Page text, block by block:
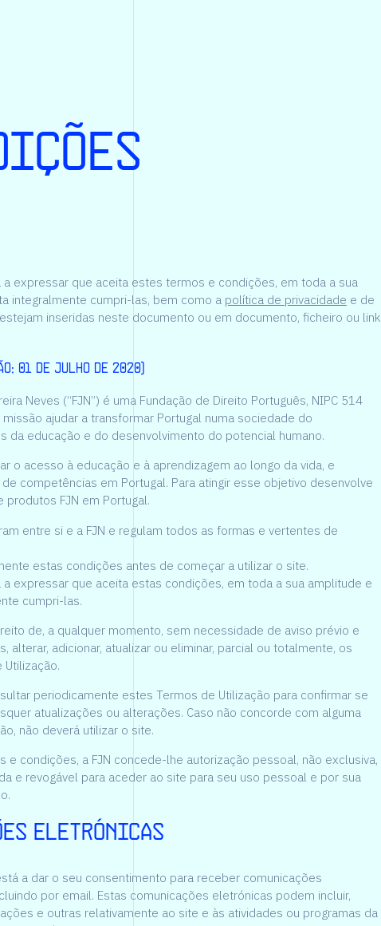
expressar que aceita estes termos e condições, em toda a sua
integralmente cumpri-las, bem como a política de privacidade e de
inseridas neste documento ou em documento, ficheiro ou link
01 de julho de 2020)
Neves (“FJN”) é uma Fundação de Direito Português, NIPC 514
ajudar a transformar Portugal numa sociedade do
da educação e do desenvolvimento do potencial humano.
o acesso à educação e à aprendizagem ao longo da vida, e
competências em Portugal. Para atingir esse objetivo desenvolve
produtos FJN em Portugal.
entre si e a FJN e regulam todos as formas e vertentes de
estas condições antes de começar a utilizar o site.
expressar que aceita estas condições, em toda a sua amplitude e
cumpri-las.
de, a qualquer momento, sem necessidade de aviso prévio e
alterar, adicionar, atualizar ou eliminar, parcial ou totalmente, os
periodicamente estes Termos de Utilização para confirmar se
atualizações ou alterações. Caso não concorde com alguma
não deverá utilizar o site.
e condições, a FJN concede-lhe autorização pessoal, não exclusiva,
e revogável para aceder ao site para seu uso pessoal e por sua
eletrónicas
a dar o seu consentimento para receber comunicações
por email. Estas comunicações eletrónicas podem incluir,
e outras relativamente ao site e às atividades ou programas da